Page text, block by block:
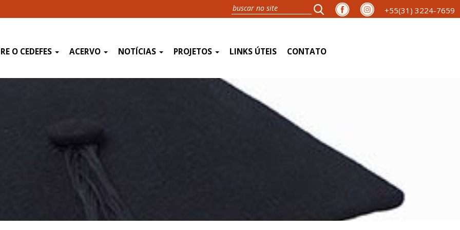
+55(31) 3224-7659
O CEDEFES ACERVO NOTÍCIAS PROJETOS LINKS ÚTEIS CONTATO